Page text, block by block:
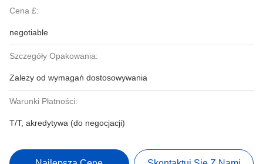
Cena £:
negotiable
Szczegóły Opakowania:
Zależy od wymagań dostosowywania
Warunki Płatności:
T/T, akredytywa (do negocjacji)